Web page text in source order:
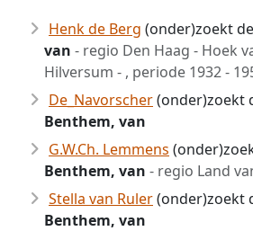
Henk de Berg (onder)zoekt
van - regio Den Haag - Hoek
Hilversum - , periode 1932 -
De_Navorscher(onder)zoekt
Benthem, van
G.W.Ch. Lemmens
Benthem, van - regio Land
Stella van Ruler(onder)zoekt
Benthem, van